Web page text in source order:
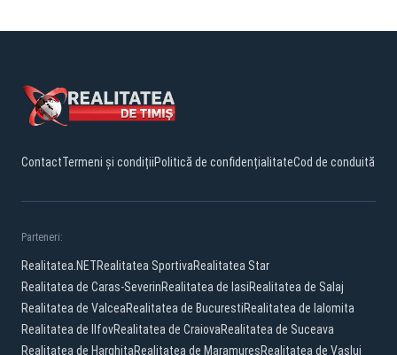
ContactTermeni și condițiiPolitică de confidențialitateCod de conduită
Parteneri:
Realitatea.NETRealitatea SportivaRealitatea Star
Realitatea de Caras-SeverinRealitatea de IasiRealitatea de Salaj
Realitatea de ValceaRealitatea de BucurestiRealitatea de Ialomita
Realitatea de IlfovRealitatea de CraiovaRealitatea de Suceava
Realitatea de HarghitaRealitatea de MaramuresRealitatea de Vaslui